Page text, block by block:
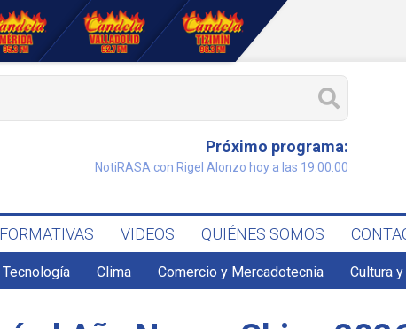
Próximo programa:
NotiRASA con Rigel Alonzo hoy a las 19:00:00
VIDEOS QUIÉNES SOMOS
Clima Comercio y Mercadotecnia Cultura